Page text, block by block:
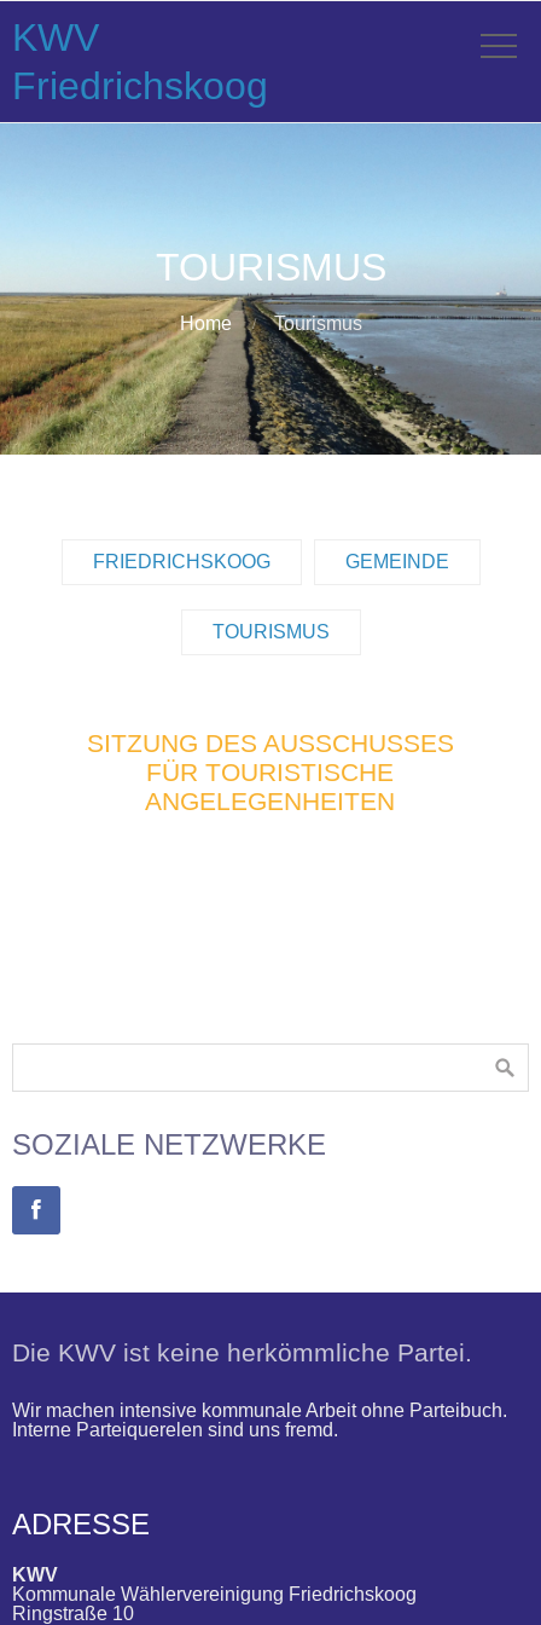
KWV
Friedrichskoog
TOURISMUS
Home Tourismus
FRIEDRICHSKOOG GEMEINDE
TOURISMUS
SITZUNG DES AUSSCHUSSES
FÜR TOURISTISCHE
ANGELEGENHEITEN
SOZIALE NETZWERKE
Die KWV ist keine herkömmliche Partei.
Wir machen intensive kommunale Arbeit ohne Parteibuch.
Interne Parteiquerelen sind uns fremd.
ADRESSE
KWV
Kommunale Wählervereinigung Friedrichskoog
Ringstraße 10